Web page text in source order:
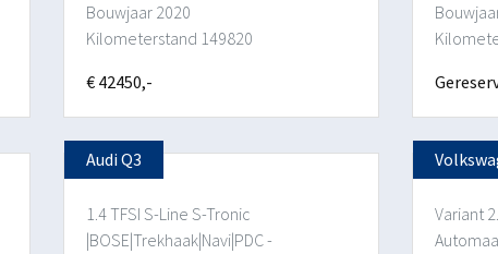
Bouwjaar 2020
Kilometerstand 149820
€ 42450,-
Audi Q3
1.4 TFSI S-Line S-Tronic
|BOSE|Trekhaak|Navi|PDC -
Variant